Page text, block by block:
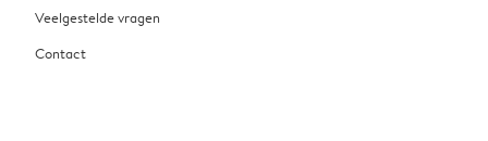
Veelgestelde vragen
Contact